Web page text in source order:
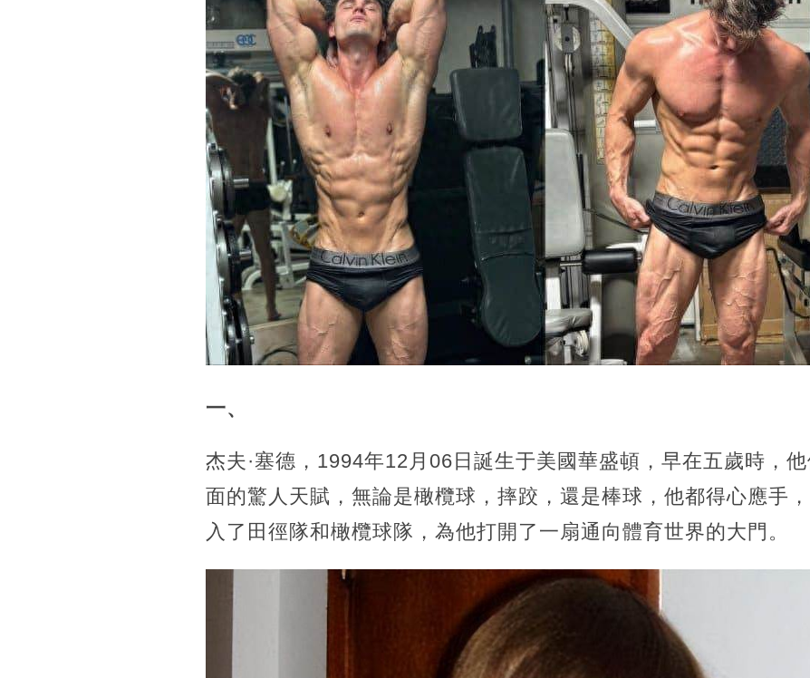
一、
杰夫·塞德，1994年12月06日誕生于美國華盛頓，早在五歲時，
面的驚人天賦，無論是橄欖球，摔跤，還是棒球，他都得心應手
入了田徑隊和橄欖球隊，為他打開了一扇通向體育世界的大門。